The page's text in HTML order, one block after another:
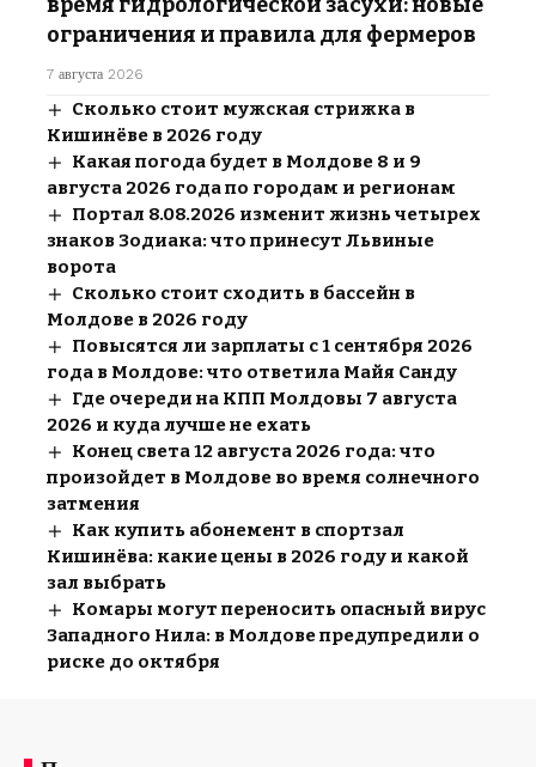
ограничения и правила для фермеров
7 августа 2026
Сколько стоит мужская стрижка в
Кишинёве в 2026 году
Какая погода будет в Молдове 8 и 9
августа 2026 года по городам и регионам
Портал 8.08.2026 изменит жизнь четырех
знаков Зодиака: что принесут Львиные
ворота
Сколько стоит сходить в бассейн в
Молдове в 2026 году
Повысятся ли зарплаты с 1 сентября 2026
года в Молдове: что ответила Майя Санду
Где очереди на КПП Молдовы 7 августа
2026 и куда лучше не ехать
Конец света 12 августа 2026 года: что
произойдет в Молдове во время солнечного
затмения
Как купить абонемент в спортзал
Кишинёва: какие цены в 2026 году и какой
зал выбрать
Комары могут переносить опасный вирус
Западного Нила: в Молдове предупредили о
риске до октября